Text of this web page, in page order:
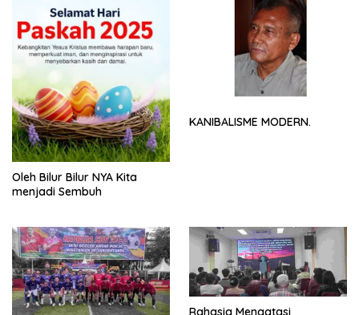
Oleh Bilur Bilur NYA Kita
menjadi Sembuh
KANIBALISME MODERN.